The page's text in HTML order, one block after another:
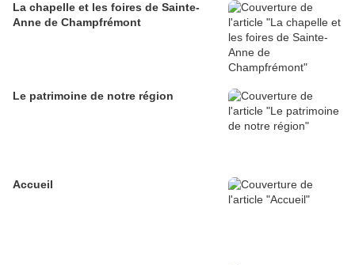
La chapelle et les foires de Sainte-
Anne de Champfrémont
Le patrimoine de notre région
Accueil